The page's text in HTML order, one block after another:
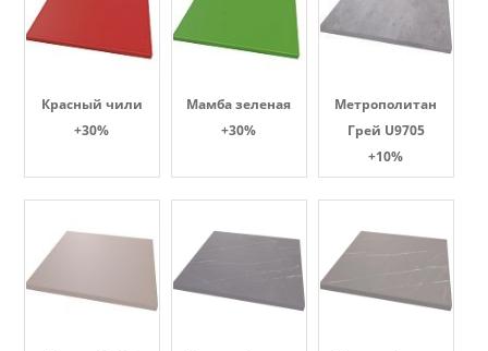
Красный чили
+30%
Мамба зеленая
+30%
Метрополитан
Грей U9705
+10%